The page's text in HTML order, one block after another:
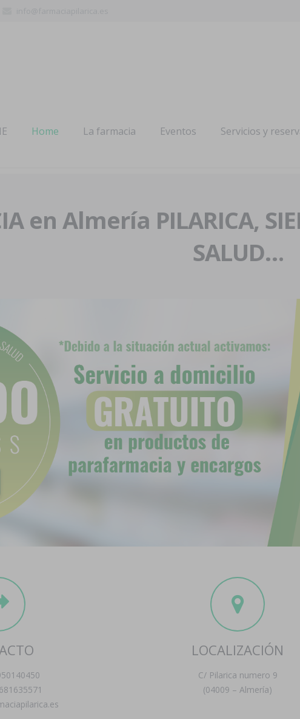
Home La farmacia Eventos Servicios y
en Almería PILARICA,
SALUD…
LOCALIZACIÓN
C/ Pilarica numero 9
(04009 – Almería)